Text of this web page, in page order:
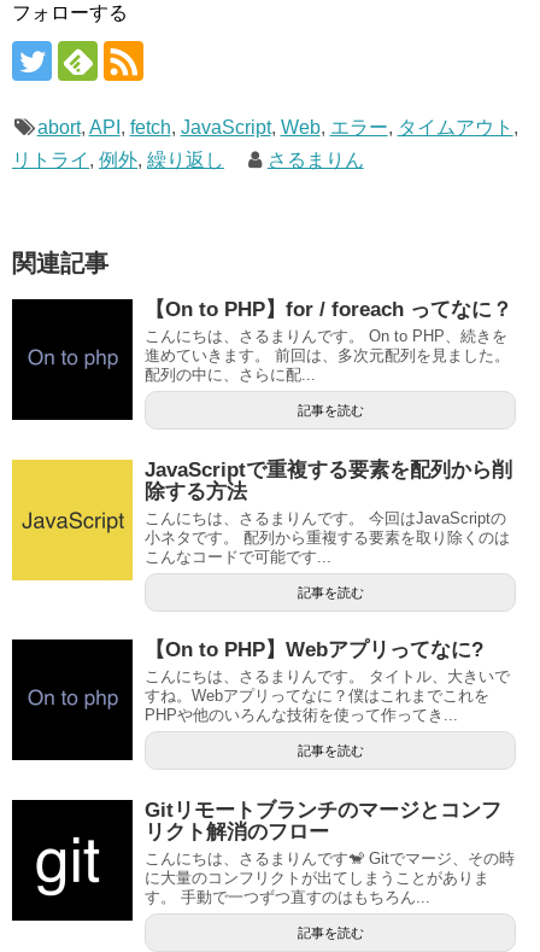
フォローする
abort, API , fetch, JavaScript, Web, エラー, タイムアウト ,
リトライ , 例外, 繰り返し さるまりん
関連記事
【On to PHP】for / foreach ってなに？
こんにちは、さるまりんです。 On to PHP、続きを
進めていきます。 前回は、多次元配列を見ました。
配列の中に、さらに配...
記事を読む
JavaScriptで重複する要素を配列から削
除する方法
こんにちは、さるまりんです。 今回はJavaScriptの
小ネタです。 配列から重複する要素を取り除くのは
こんなコードで可能です...
記事を読む
【On to PHP】Webアプリってなに?
こんにちは、さるまりんです。 タイトル、大きいで
すね。Webアプリってなに？僕はこれまでこれを
PHPや他のいろんな技術を使って作ってき...
記事を読む
Gitリモートブランチのマージとコンフ
リクト解消のフロー
こんにちは、さるまりんです🐒 Gitでマージ、その時
に大量のコンフリクトが出てしまうことがありま
す。 手動で一つずつ直すのはもちろん...
記事を読む